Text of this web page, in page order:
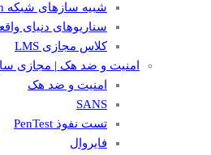
شبیه سازهای شبکه Simulation
سناریوهای دنیای
کلاس مجازی LMS
امنیت و ضد هک | مجازی
امنیت و ضد هک
SANS
تست نفوذ PenTest
فایروال